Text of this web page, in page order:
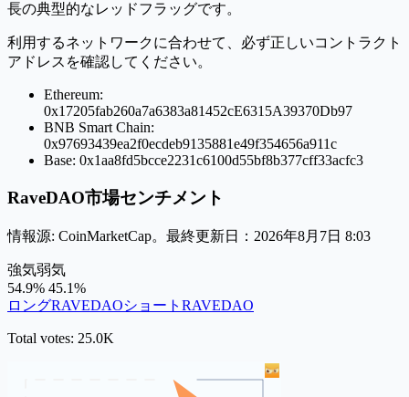
長の典型的なレッドフラッグです。
利用するネットワークに合わせて、必ず正しいコントラクト
アドレスを確認してください。
Ethereum:
0x17205fab260a7a6383a81452cE6315A39370Db97
BNB Smart Chain:
0x97693439ea2f0ecdeb9135881e49f354656a911c
Base: 0x1aa8fd5bcce2231c6100d55bf8b377cff33acfc3
RaveDAO市場センチメント
情報源: CoinMarketCap。最終更新日：2026年8月7日 8:03
強気弱気
54.9% 45.1%
ロングRAVEDAOショートRAVEDAO
Total votes: 25.0K